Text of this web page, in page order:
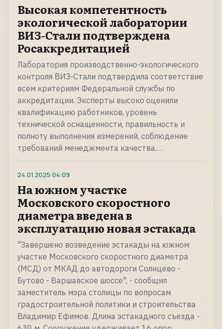
Высокая компетентность
экологической лаборатории
ВИЗ-Стали подтверждена
Росаккредитацией
Лаборатория производственно-экологического
контроля ВИЗ-Стали подтвердила соответствие
всем критериям Федеральной службы по
аккредитации. Эксперты высоко оценили
квалификацию работников, уровень
технической оснащенности, правильность и
полноту выполнения измерений, соблюдение
требований менеджмента качества.…
24.01.2025 04:09
На южном участке
Московского скоростного
диаметра введена в
эксплуатацию новая эстакада
"Завершено возведение эстакады на южном
участке Московского скоростного диаметра
(МСД) от МКАД до автодороги Солнцево -
Бутово - Варшавское шоссе", - сообщил
заместитель мэра столицы по вопросам
градостроительной политики и строительства
Владимир Ефимов. Длина эстакадного съезда -